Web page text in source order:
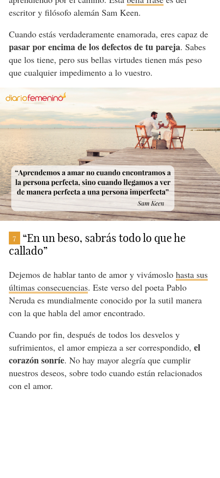
escritor y filósofo alemán Sam Keen.
Cuando estás verdaderamente enamorada, eres capaz de
pasar por encima de los defectos de tu pareja. Sabes
que los tiene, pero sus bellas virtudes tienen más peso
que cualquier impedimento a lo vuestro.
7
“En un beso, sabrás todo lo que he
callado”
Dejemos de hablar tanto de amor y vivámoslo hasta sus
últimas consecuencias. Este verso del poeta Pablo
Neruda es mundialmente conocido por la sutil manera
con la que habla del amor encontrado.
Cuando por fin, después de todos los desvelos y
sufrimientos, el amor empieza a ser correspondido, el
corazón sonríe. No hay mayor alegría que cumplir
nuestros deseos, sobre todo cuando están relacionados
con el amor.